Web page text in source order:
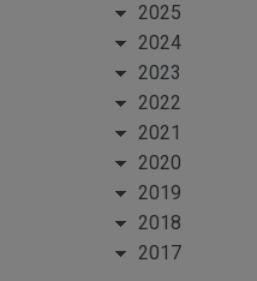
2025
2024
2023
2022
2021
2020
2019
2018
2017